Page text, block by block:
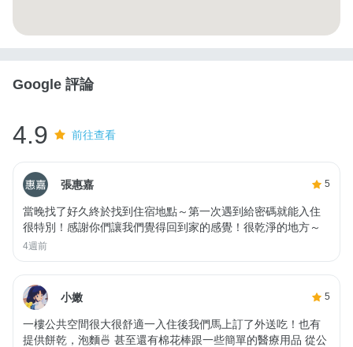
Google 評論
4.9 前往查看
張惠嘉 5
當晚找了好久終於找到住宿地點～第一次遇到給密碼就能入住
很特別！感謝你們讓我們覺得回到家的感覺！很乾淨的地方～
4週前
小嫩 5
一樓公共空間很大很舒適一入住後我們馬上訂了外送吃！也有
提供餅乾，泡麵🍜 甚至還有棉花棒跟一些簡單的醫療用品 從公